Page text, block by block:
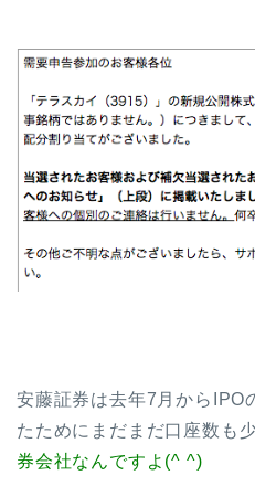
安藤証券は去年7月からIPO
たためにまだまだ口座数も
券会社なんですよ(^ ^)